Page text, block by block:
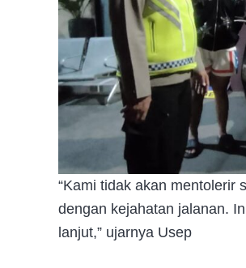
“Kami tidak akan mentolerir
dengan kejahatan jalanan.
lanjut,” ujarnya Usep